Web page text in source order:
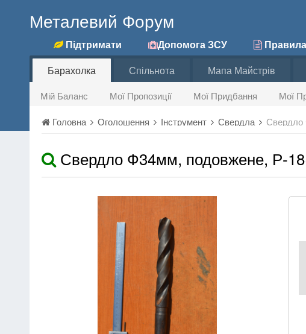
Металевий Форум
Підтримати Допомога ЗСУ Правила
Барахолка
Мій Баланс Мої Пропозиції Мої Придбання Мої
Спільнота Мапа Майстрів
Головна Оголошення Інструмент Свердла
Свердло Ф34мм, подовжене, Р-